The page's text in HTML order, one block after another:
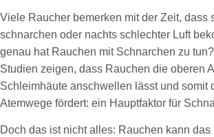
Viele Raucher bemerken mit der Zeit, dass
schnarchen oder nachts schlechter Luft
genau hat Rauchen mit Schnarchen zu
Studien zeigen, dass Rauchen die oberen
Schleimhäute anschwellen lässt und somit
Atemwege fördert: ein Hauptfaktor für
Doch das ist nicht alles: Rauchen kann das